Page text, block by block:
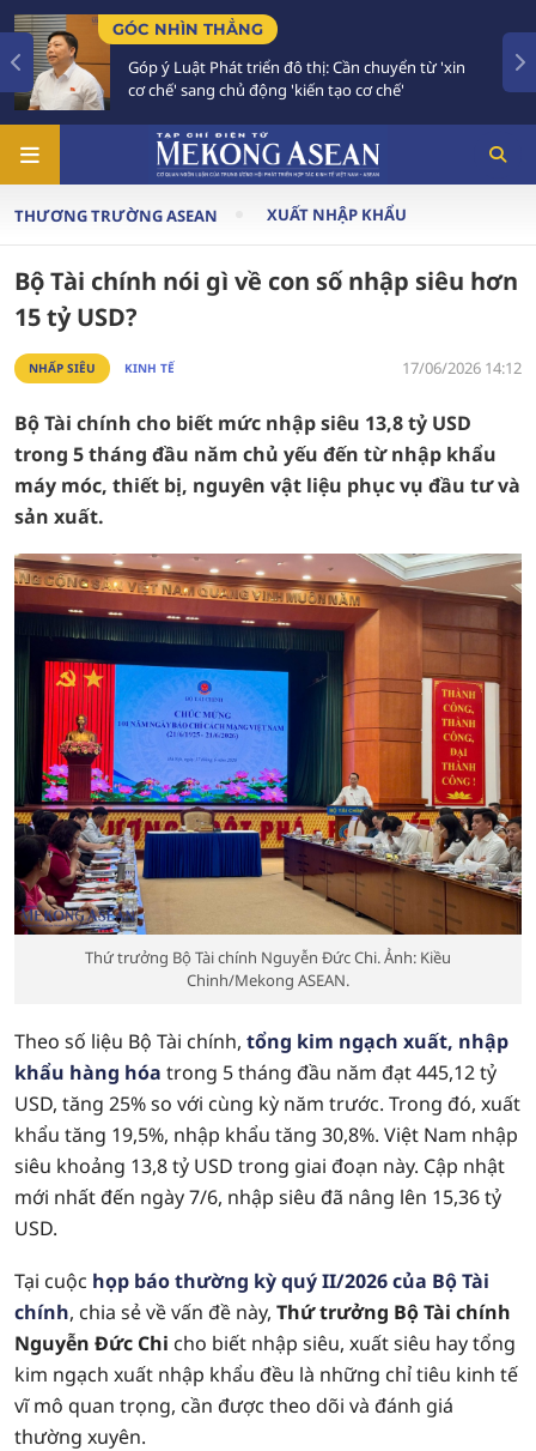
NHÌN THẲNG
Góp ý Luật Phát triển đô thị: Cần chuyển từ 'xin
cơ chế' sang chủ động 'kiến tạo cơ chế'
THƯƠNG TRƯỜNG ASEAN XUẤT NHẬP KHẨU
Bộ Tài chính nói gì về con số nhập siêu hơn
15 tỷ USD?
NHẤP SIÊU KINH TẾ 17/06/2026 14:12
Bộ Tài chính cho biết mức nhập siêu 13,8 tỷ USD
trong 5 tháng đầu năm chủ yếu đến từ nhập khẩu
máy móc, thiết bị, nguyên vật liệu phục vụ đầu tư và
sản xuất.
Thứ trưởng Bộ Tài chính Nguyễn Đức Chi. Ảnh: Kiều
Chinh/Mekong ASEAN.
Theo số liệu Bộ Tài chính, tổng kim ngạch xuất, nhập
khẩu hàng hóa trong 5 tháng đầu năm đạt 445,12 tỷ
USD, tăng 25% so với cùng kỳ năm trước. Trong đó, xuất
khẩu tăng 19,5%, nhập khẩu tăng 30,8%. Việt Nam nhập
siêu khoảng 13,8 tỷ USD trong giai đoạn này. Cập nhật
mới nhất đến ngày 7/6, nhập siêu đã nâng lên 15,36 tỷ
USD.
Tại cuộc họp báo thường kỳ quý II/2026 của Bộ Tài
chính, chia sẻ về vấn đề này, Thứ trưởng Bộ Tài chính
Nguyễn Đức Chi cho biết nhập siêu, xuất siêu hay tổng
kim ngạch xuất nhập khẩu đều là những chỉ tiêu kinh tế
vĩ mô quan trọng, cần được theo dõi và đánh giá
thường xuyên.